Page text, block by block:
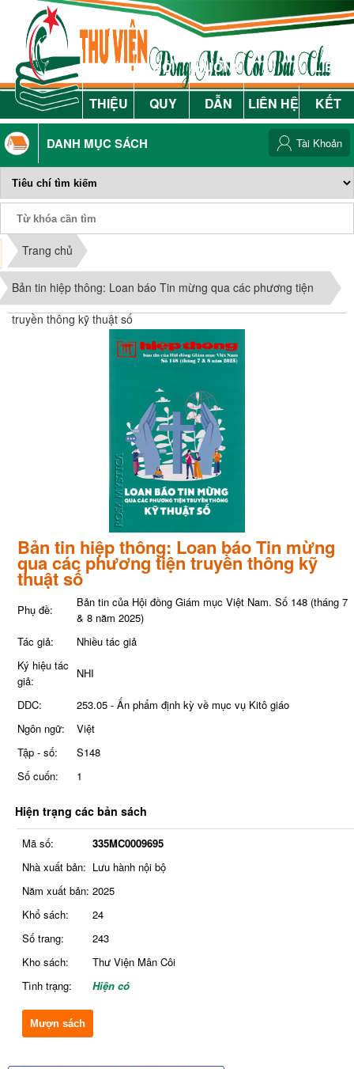
GIỚI
THIỆU
NỘI
QUY
HƯỚNG
DẪN
LIÊN HỆ
LIÊN
KẾT
DANH MỤC SÁCH Tài Khoản
Trang chủ
Bản tin hiệp thông: Loan báo Tin mừng qua các phương tiện
truyền thông kỹ thuật số
Bản tin hiệp thông: Loan báo Tin mừng
qua các phương tiện truyền thông kỹ
thuật số
Phụ đề:
Bản tin của Hội đồng Giám mục Việt Nam. Số 148 (tháng 7
& 8 năm 2025)
Tác giả:
Nhiều tác giả
Ký hiệu tác
giả:
NHI
DDC:
253.05 - Ấn phẩm định kỳ về mục vụ Kitô giáo
Ngôn ngữ:
Việt
Tập - số:
S148
Số cuốn:
1
Hiện trạng các bản sách
Mã số:
335MC0009695
Nhà xuất bản: Lưu hành nội bộ
Năm xuất bản: 2025
Khổ sách:
24
Số trang:
243
Kho sách:
Thư Viện Mân Côi
Tình trạng:
Hiện có
Mượn sách